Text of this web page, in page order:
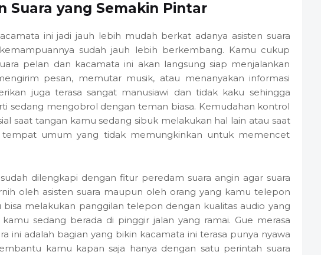
Suara yang Semakin Pintar
ini jadi jauh lebih mudah berkat adanya asisten suara
sudah jauh lebih berkembang. Kamu cukup
pelan dan kacamata ini akan langsung siap menjalankan
pesan, memutar musik, atau menanyakan informasi
juga terasa sangat manusiawi dan tidak kaku sehingga
sedang mengobrol dengan teman biasa. Kemudahan kontrol
saat tangan kamu sedang sibuk melakukan hal lain atau saat
tempat umum yang tidak memungkinkan untuk memencet
dilengkapi dengan fitur peredam suara angin agar suara
oleh asisten suara maupun oleh orang yang kamu telepon
bisa melakukan panggilan telepon dengan kualitas audio yang
sedang berada di pinggir jalan yang ramai. Gue merasa
ini adalah bagian yang bikin kacamata ini terasa punya nyawa
kamu kapan saja hanya dengan satu perintah suara